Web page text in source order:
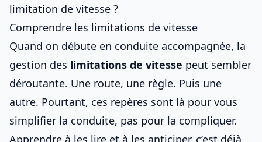
limitation de vitesse ?
Comprendre les limitations de vitesse
Quand on débute en conduite accompagnée, la
gestion des limitations de vitesse peut sembler
déroutante. Une route, une règle. Puis une
autre. Pourtant, ces repères sont là pour vous
simplifier la conduite, pas pour la compliquer.